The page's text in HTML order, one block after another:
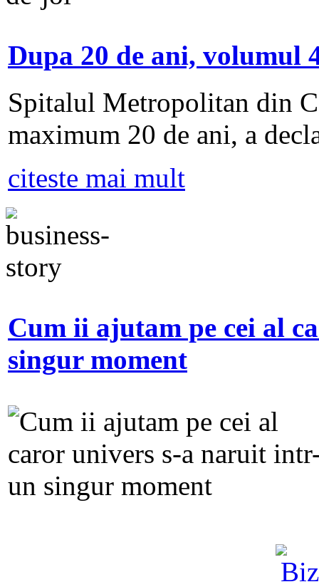
Dupa 20 de ani, volumul
Spitalul Metropolitan din
maximum 20 de ani, a
citeste mai mult
Cum ii ajutam pe cei al
singur moment